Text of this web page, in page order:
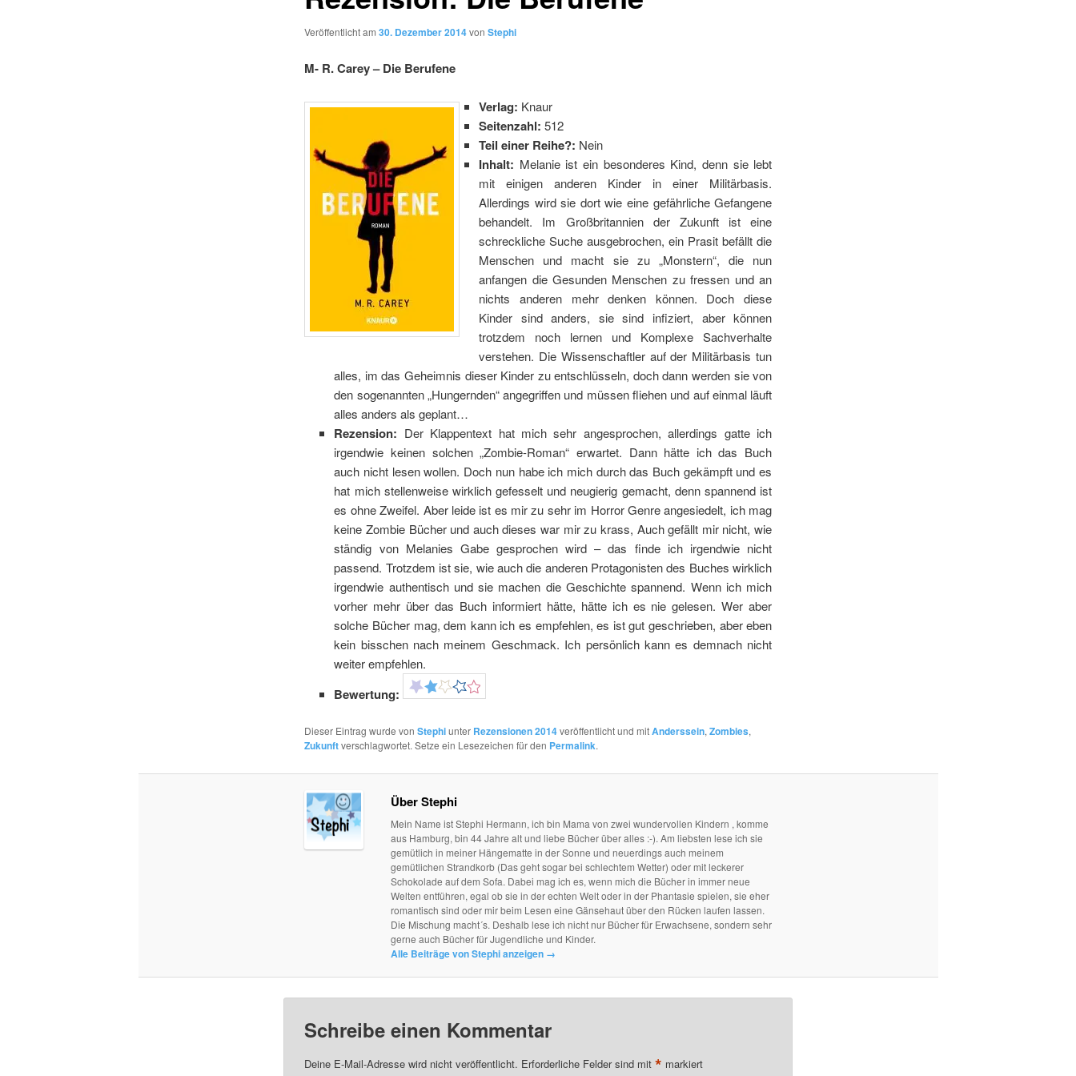
Veröffentlicht am 30. Dezember 2014von Stephi
M- R. Carey – Die Berufene
Verlag: Knaur
Seitenzahl:512
Teil einer Reihe?: Nein
Inhalt: Melanie ist ein besonderes Kind, denn sie lebt
mit einigen anderen Kinder in einer Militärbasis.
Allerdings wird sie dort wie eine gefährliche Gefangene
behandelt. Im Großbritannien der Zukunft ist eine
schreckliche Suche ausgebrochen, ein Prasit befällt die
Menschen und macht sie zu „Monstern“, die nun
anfangen die Gesunden Menschen zu fressen und an
nichts anderen mehr denken können. Doch diese
Kinder sind anders, sie sind infiziert, aber können
trotzdem noch lernen und Komplexe Sachverhalte
verstehen. Die Wissenschaftler auf der Militärbasis tun
alles, im das Geheimnis dieser Kinder zu entschlüsseln, doch dann werden sie von
den sogenannten „Hungernden“ angegriffen und müssen fliehen und auf einmal läuft
alles anders als geplant…
Rezension: Der Klappentext hat mich sehr angesprochen, allerdings gatte ich
irgendwie keinen solchen „Zombie-Roman“ erwartet. Dann hätte ich das Buch
auch nicht lesen wollen. Doch nun habe ich mich durch das Buch gekämpft und es
hat mich stellenweise wirklich gefesselt und neugierig gemacht, denn spannend ist
es ohne Zweifel. Aber leide ist es mir zu sehr im Horror Genre angesiedelt, ich mag
keine Zombie Bücher und auch dieses war mir zu krass, Auch gefällt mir nicht, wie
ständig von Melanies Gabe gesprochen wird – das finde ich irgendwie nicht
passend. Trotzdem ist sie, wie auch die anderen Protagonisten des Buches wirklich
irgendwie authentisch und sie machen die Geschichte spannend. Wenn ich mich
vorher mehr über das Buch informiert hätte, hätte ich es nie gelesen. Wer aber
solche Bücher mag, dem kann ich es empfehlen, es ist gut geschrieben, aber eben
kein bisschen nach meinem Geschmack. Ich persönlich kann es demnach nicht
weiter empfehlen.
Bewertung:
Dieser Eintrag wurde von Stephiunter Rezensionen 2014veröffentlicht und mitAnderssein, Zombies,
Zukunftverschlagwortet. Setze ein Lesezeichen für den Permalink.
Über Stephi
Mein Name ist Stephi Hermann, ich bin Mama von zwei wundervollen Kindern , komme
aus Hamburg, bin 44 Jahre alt und liebe Bücher über alles :-). Am liebsten lese ich sie
gemütlich in meiner Hängematte in der Sonne und neuerdings auch meinem
gemütlichen Strandkorb (Das geht sogar bei schlechtem Wetter) oder mit leckerer
Schokolade auf dem Sofa. Dabei mag ich es, wenn mich die Bücher in immer neue
Welten entführen, egal ob sie in der echten Welt oder in der Phantasie spielen, sie eher
romantisch sind oder mir beim Lesen eine Gänsehaut über den Rücken laufen lassen.
Die Mischung macht´s. Deshalb lese ich nicht nur Bücher für Erwachsene, sondern sehr
gerne auch Bücher für Jugendliche und Kinder.
Alle Beiträge von Stephi anzeigen →
Schreibe einen Kommentar
Deine E-Mail-Adresse wird nicht veröffentlicht. Erforderliche Felder sind mit * markiert